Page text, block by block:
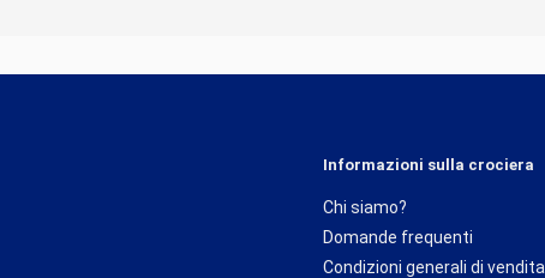
Informazioni sulla crociera
Chi siamo?
Domande frequenti
Condizioni generali di vendita